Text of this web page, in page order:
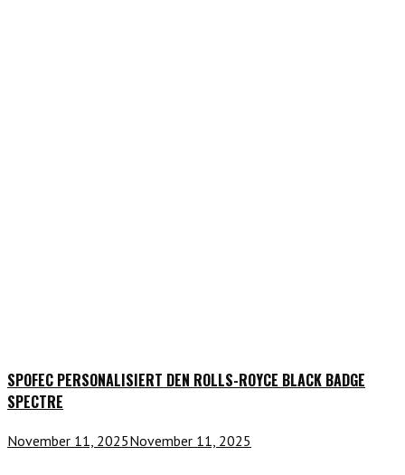
SPOFEC PERSONALISIERT DEN ROLLS-ROYCE BLACK BADGE
SPECTRE
November 11, 2025November 11, 2025